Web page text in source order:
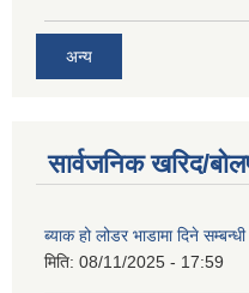
अन्य
सार्वजनिक खरिद/
ब्याक हो लोडर भाडामा दिने
मिति: 08/11/2025 - 17:59